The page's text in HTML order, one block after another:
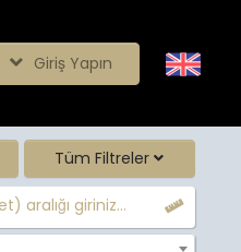
Giriş Yapın
Tüm Filtreler
aralığı giriniz...